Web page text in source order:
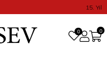
15. Yıl
0
0